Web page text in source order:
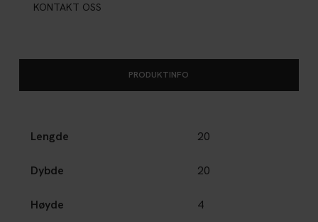
KONTAKT OSS
PRODUKTINFO
Lengde 20
Dybde 20
Høyde 4